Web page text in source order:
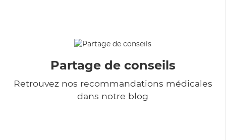
Partage de conseils
Retrouvez nos recommandations médicales
dans notre blog